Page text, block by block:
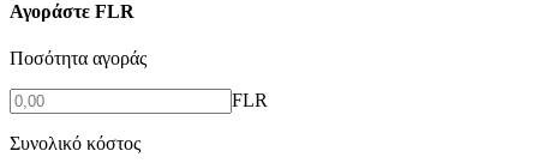
Αγοράστε FLR
Ποσότητα αγοράς
FLR
Συνολικό κόστος